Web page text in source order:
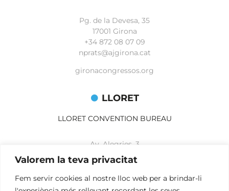
Valorem la teva privacitat
Fem servir cookies al nostre lloc web per a brindar-li
Pg. de la Devesa, 35
17001 Girona
+34 872 08 07 09
nprats@ajgirona.cat
gironacongressos.org
LLORET
LLORET CONVENTION BUREAU
Av. Alegries, 3
17310 Lloret de Mar
+34 972 365 788
mbelisario@lloret.cat